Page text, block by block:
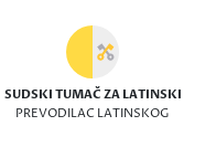
SUDSKI TUMAČ ZA LATINSKI
PREVODILAC LATINSKOG